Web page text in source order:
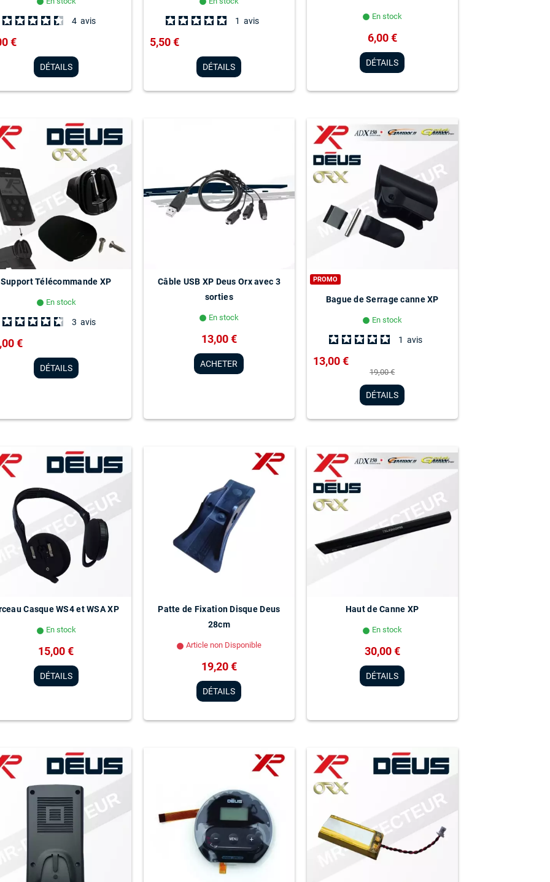
lens
4 avis
€
DÉTAILS
lens
1 avis
5,50 €
DÉTAILS
lens En stock
6,00 €
DÉTAILS
Support Télécommande XP
lens En stock
3 avis
€
DÉTAILS
Câble USB XP Deus Orx avec 3
sorties
lens En stock
13,00 €
ACHETER
PROMO
Bague de Serrage canne XP
lens En stock
1 avis
13,00 €
19,00 €
DÉTAILS
Casque WS4 et WSA XP
lens En stock
15,00 €
DÉTAILS
Patte de Fixation Disque Deus
28cm
lens Article non Disponible
19,20 €
DÉTAILS
Haut de Canne XP
lens En stock
30,00 €
DÉTAILS